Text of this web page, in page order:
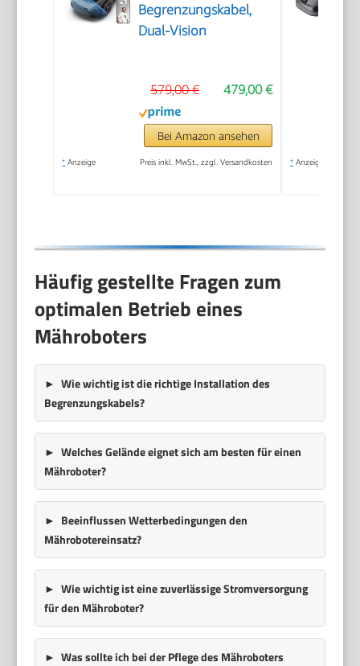
Begrenzungskabel,
Dual-Vision
479,00 €
579,00 €
Bei Amazon ansehen
* Anzeige Preis inkl. MwSt., zzgl. Versandkosten * Anzeige
Häufig gestellte Fragen zum
optimalen Betrieb eines
Mähroboters
Wie wichtig ist die richtige Installation des
Begrenzungskabels?
Welches Gelände eignet sich am besten für einen
Mähroboter?
Beeinflussen Wetterbedingungen den
Mährobotereinsatz?
Wie wichtig ist eine zuverlässige Stromversorgung
für den Mähroboter?
Was sollte ich bei der Pflege des Mähroboters